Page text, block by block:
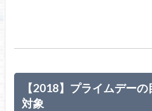
【2018】プライムデー
対象